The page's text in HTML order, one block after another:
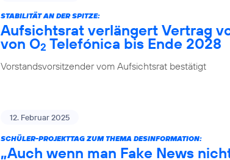
STABILITÄT AN DER SPITZE:
Aufsichtsrat verlängert Vertrag
von O2 Telefónica bis Ende 2028
Vorstandsvorsitzender vom Aufsichtsrat bestätigt
12. Februar 2025
SCHÜLER-PROJEKTTAG ZUM THEMA DESINFORMATION:
„Auch wenn man Fake News